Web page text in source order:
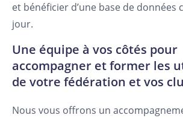
et bénéficier d’une base de données
jour.
Une équipe à vos côtés pour
accompagner et former les
de votre fédération et vos
Nous vous offrons un